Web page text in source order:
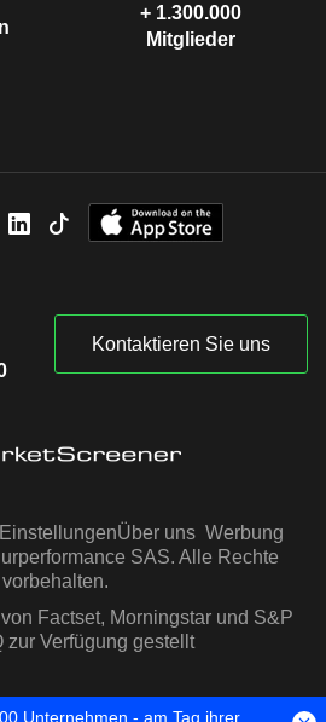
+ 1.300.000
Mitglieder
Kontaktieren Sie uns
Über uns Werbung
SAS. Alle Rechte
vorbehalten.
Factset, Morningstar und S&P
zur Verfügung gestellt
Unternehmen - am Tag ihrer